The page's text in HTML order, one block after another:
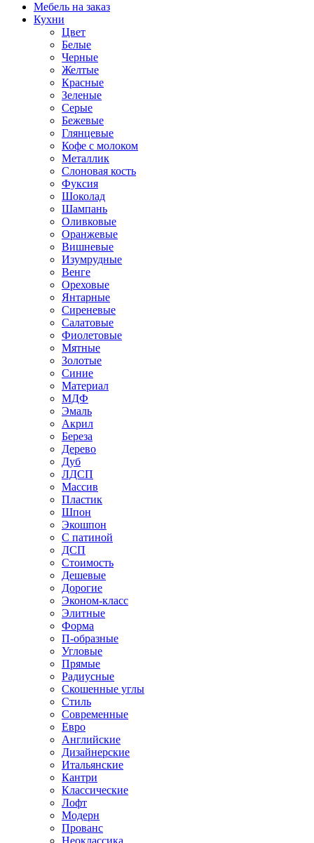
Мебель на заказ
Кухни
Цвет
Белые
Черные
Желтые
Красные
Зеленые
Серые
Бежевые
Глянцевые
Кофе с молоком
Металлик
Слоновая кость
Фуксия
Шоколад
Шампань
Оливковые
Оранжевые
Вишневые
Изумрудные
Венге
Ореховые
Янтарные
Сиреневые
Салатовые
Фиолетовые
Мятные
Золотые
Синие
Материал
МДФ
Эмаль
Акрил
Береза
Дерево
Дуб
ЛДСП
Массив
Пластик
Шпон
Экошпон
С патиной
ДСП
Стоимость
Дешевые
Дорогие
Эконом-класс
Элитные
Форма
П-образные
Угловые
Прямые
Радиусные
Скошенные углы
Стиль
Современные
Евро
Английские
Дизайнерские
Итальянские
Кантри
Классические
Лофт
Модерн
Прованс
Неоклассика